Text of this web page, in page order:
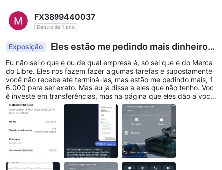
nesses setores.
Oinvestimentoem produtos listados no MAV é facilitado por
Agentes Membros, que desempenham um papel crucial na
conexão de investidores com empresas em expansão. O MAV
desenvolve segmentos exclusivos adaptados às necessidades
dessas empresas, oferecendo oportunidades de investimento e
contribuindo para a expansão geral do mercado.
Além disso, Mercado facilita oportunidades definanciamento
para pequenas e médias empresas, conectando-as a uma
ampla comunidade de investidores. Através de instrumentos e
produtos personalizados, adaptados aos requisitos específicos
de cada região, as empresas podem acessar financiamento
para melhorar seu capital produtivo e apoiar suas iniciativas de
FX3899440037
Dentro de 1 ano
Exposição
Eles estão me pedindo mais dinheiro p
ara acessar meus fundos
Eu não sei o que é ou de qual empresa é, só sei que é do Merca
do Libre. Eles nos fazem fazer algumas tarefas e supostamente
você não recebe até terminá-las, mas estão me pedindo mais, 1
6.000 para ser exato. Mas eu já disse a eles que não tenho. Voc
ê investe em transferências, mas na página que eles dão a você,
onde supostamente meus fundos estão, não consigo acessar o
dinheiro. Ajuda, por favor.